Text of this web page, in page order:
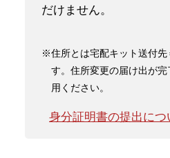
だけません。
※住所とは宅配キット送付先
す。住所変更の届け出が完
用ください。
身分証明書の提出に